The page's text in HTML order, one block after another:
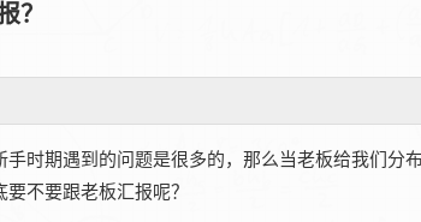
？
时期遇到的问题是很多的，那么当老板给我们分
不要跟老板汇报呢？